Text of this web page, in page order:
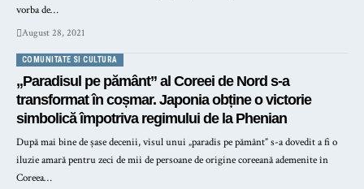
vorba de…
August 28, 2021
COMUNITATE SI CULTURA
„Paradisul pe pământ” al Coreei de Nord s-a
transformat în coșmar. Japonia obține o victorie
simbolică împotriva regimului de la Phenian
După mai bine de șase decenii, visul unui „paradis pe pământ” s-a dovedit a fi o
iluzie amară pentru zeci de mii de persoane de origine coreeană ademenite în
Coreea…